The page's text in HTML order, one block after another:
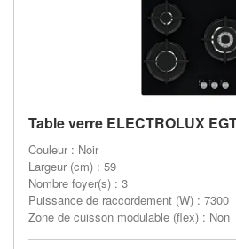
Table verre ELECTROLUX
Couleur : Noir
Largeur (cm) : 59
Nombre foyer(s) : 3
Puissance de raccordement (W) : 7300
Zone de cuisson modulable (flex) : Non